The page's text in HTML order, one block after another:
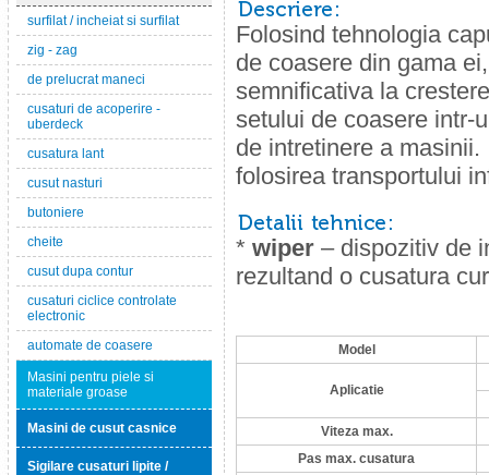
surfilat / incheiat si surfilat
zig - zag
de prelucrat maneci
cusaturi de acoperire -
uberdeck
cusatura lant
cusut nasturi
butoniere
cheite
cusut dupa contur
cusaturi ciclice controlate
electronic
automate de coasere
Masini pentru piele si
materiale groase
Masini de cusut casnice
Sigilare cusaturi lipite /
Folosind tehnologia
de coasere din gama
semnificativa la
setului de coasere intr-
de intretinere a
folosirea transportului
* wiper – dispozitiv de
rezultand o cusatura
Model
Aplicatie
Viteza max.
Pas max. cusatura